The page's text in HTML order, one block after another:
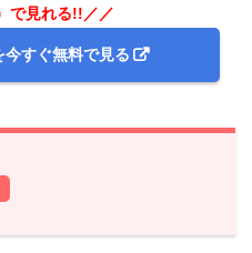
で見れる!!／／
今すぐ無料で見る
ル動画を無料で見れる動画配